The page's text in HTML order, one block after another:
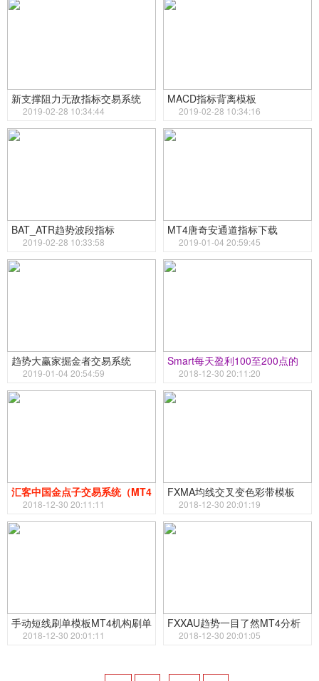
新支撑阻力无敌指标交易系统
2019-02-28 10:34:44
MACD指标背离模板
2019-02-28 10:34:16
BAT_ATR趋势波段指标
2019-02-28 10:33:58
MT4唐奇安通道指标下载
2019-01-04 20:59:45
趋势大赢家掘金者交易系统
2019-01-04 20:54:59
Smart每天盈利100至200点的
经典短线交易系
2018-12-30 20:11:20
汇客中国金点子交易系统（MT4
经典模板）
2018-12-30 20:11:11
FXMA均线交叉变色彩带模板
2018-12-30 20:01:19
手动短线刷单模板MT4机构刷单
2018-12-30 20:01:11
FXXAU趋势一目了然MT4分析
模板
2018-12-30 20:01:05